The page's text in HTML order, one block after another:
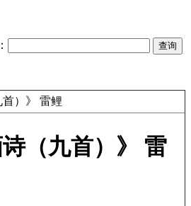
首）》 雷鲤
诗（九首）》 雷